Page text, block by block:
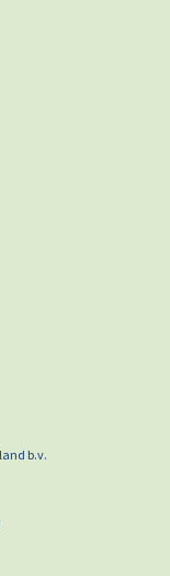
b.v.